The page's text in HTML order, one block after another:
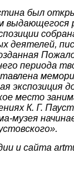
был
выдающегося
деятелей,
периода
экспозиция
место
К. Г.
музея
и сайта